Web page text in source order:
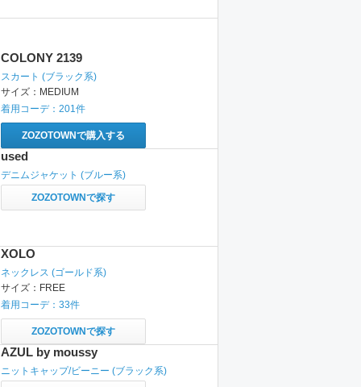
COLONY 2139
スカート (ブラック系)
サイズ： MEDIUM
着用コーデ： 201件
ZOZOTOWNで購入する
used
デニムジャケット (ブルー系)
ZOZOTOWNで探す
XOLO
ネックレス (ゴールド系)
サイズ： FREE
着用コーデ： 33件
ZOZOTOWNで探す
AZUL by moussy
ニットキャップ/ビーニー (ブラック系)